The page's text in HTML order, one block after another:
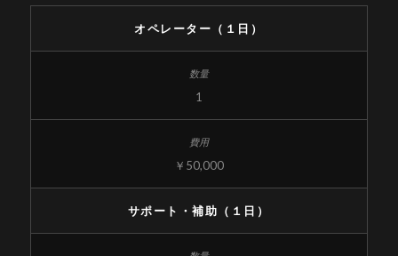
オペレーター（１日）
1
￥50,000
サポート・補助（１日）